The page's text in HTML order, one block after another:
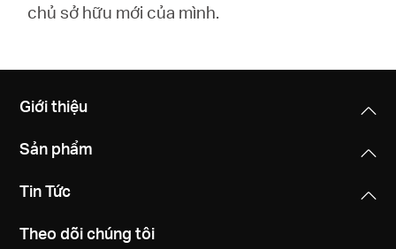
chủ sở hữu mới của mình.
Giới thiệu
Sản phẩm
Tin Tức
Theo dõi chúng tôi